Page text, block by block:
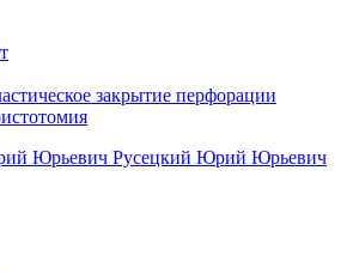
закрытие перфорации
Русецкий Юрий Юрьевич